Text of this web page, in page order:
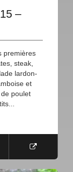
–
premières
steak,
lardon-
et
poulet